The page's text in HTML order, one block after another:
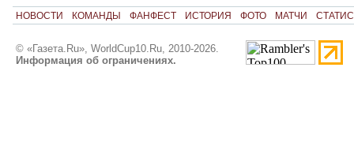
НОВОСТИ КОМАНДЫ ФАНФЕСТ ИСТОРИЯ ФОТО МАТЧИ
© «Газета.Ru», WorldCup10.Ru, 2010-2026.
Информация об ограничениях.